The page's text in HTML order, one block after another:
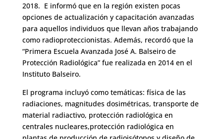
2018. E informó que en la región existen pocas
opciones de actualización y capacitación avanzadas
para aquellos individuos que llevan años trabajando
como radioproteccionistas. Además, recordó que la
“Primera Escuela Avanzada José A. Balseiro de
Protección Radiológica” fue realizada en 2014 en el
Instituto Balseiro.
El programa incluyó como temáticas: física de las
radiaciones, magnitudes dosimétricas, transporte de
material radiactivo, protección radiológica en
centrales nucleares,protección radiológica en